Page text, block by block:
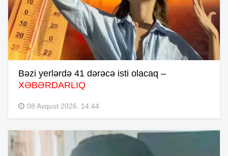
Bəzi yerlərdə 41 dərəcə isti olacaq –
XƏBƏRDARLIQ
08 Avqust 2026, 14:44